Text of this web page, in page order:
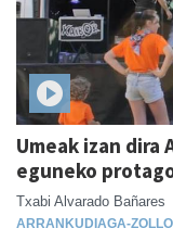
Umeak izan dira
eguneko
Txabi Alvarado Bañares
ARRANKUDIAGA-ZOLLO